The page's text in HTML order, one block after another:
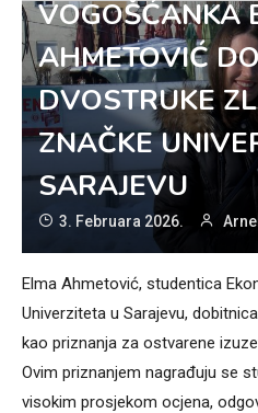
VOGOŠĆANKA
AHMETOVIĆ
DVOSTRUKE
ZNAČKE
SARAJEVU
3. Februara 2026.
Elma Ahmetović, studentica
Univerziteta u Sarajevu,
kao priznanja za ostvarene
Ovim priznanjem nagrađuju se
visokim prosjekom ocjena,